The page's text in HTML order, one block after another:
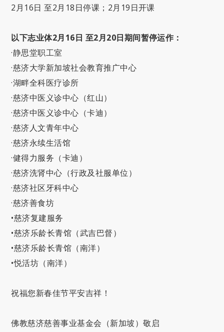
2月16日 至2月18日停课；2月19日开课
以下志业体2月16日 至2月20日期间暂停运作：
·静思堂职工室
·慈济大学新加坡社会教育推广中心
·湖畔全科医疗诊所
·慈济中医义诊中心（红山）
·慈济中医义诊中心（卡迪）
·慈济人文青年中心
·慈济永续生活馆
·健得力服务（卡迪）
·慈济洗肾中心（行政及社服单位）
·慈济社区牙科中心
·慈济善食坊
•慈济复建服务
•慈济乐龄长青馆（武吉巴督）
•慈济乐龄长青馆（南洋）
•悦活坊（南洋）
祝福您新春佳节平安吉祥！
佛教慈济慈善事业基金会（新加坡）敬启